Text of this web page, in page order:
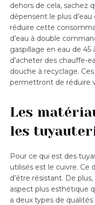
dehors de cela, sachez
dépensent le plus
réduire cette
d’eau à double
gaspillage en eau de 45
d’acheter des chauffe-
douche à recyclage.
permettront de réduire
Les
les
Pour ce qui est des
utilisés est le cuivre. Ce
d’être résistant. De
aspect plus esthétique
a deux types de